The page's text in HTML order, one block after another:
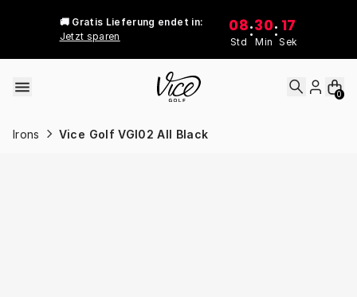
🚚 Gratis Lieferung endet in:
Jetzt sparen
08
Std
:30
Min
: 17
Sek
0
Irons Vice Golf VGI02 All Black